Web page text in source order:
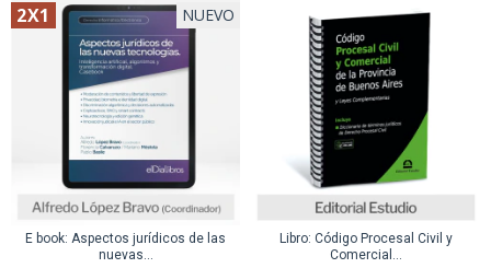
2X1 NUEVO
E book: Aspectos jurídicos de las
nuevas...
Libro: Código Procesal Civil y
Comercial...